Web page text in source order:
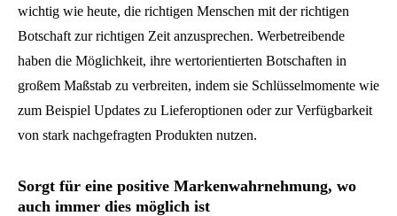
wichtig wie heute, die richtigen Menschen mit der richtigen
Botschaft zur richtigen Zeit anzusprechen. Werbetreibende
haben die Möglichkeit, ihre wertorientierten Botschaften in
großem Maßstab zu verbreiten, indem sie Schlüsselmomente wie
zum Beispiel Updates zu Lieferoptionen oder zur Verfügbarkeit
von stark nachgefragten Produkten nutzen.
Sorgt für eine positive Markenwahrnehmung, wo
auch immer dies möglich ist